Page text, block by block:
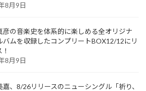
8月9日
彦の音楽史を体系的に楽しめる全オリジナ
バムを収録したコンプリートBOX12/12にリ
8月9日
嘉、8/26リリースのニューシングル「祈り、